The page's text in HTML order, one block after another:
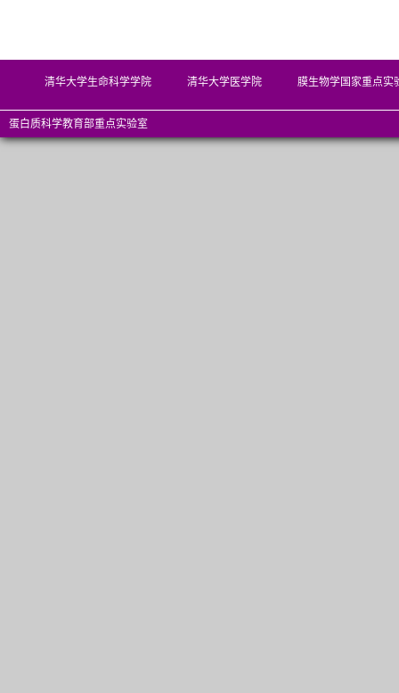
清华大学生命科学学院 清华大学医学院 膜生物学国家重点实
蛋白质科学教育部重点实验室